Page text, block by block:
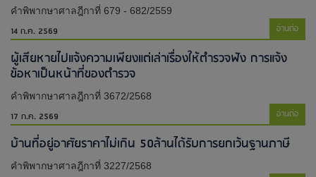
คำพิพากษาศาลฎีกาที่ 679 - 682/2559
14 ก.ค. 2569 อ่านต่อ
ผู้เสียหายไปแจ้งความเพียงแต่เล่าเรื่องให้ตำรวจฟัง การแจ้ง
ข้อหาเป็นหน้าที่ของตำรวจ
คำพิพากษาศาลฎีกาที่ 3672/2568
17 ก.ค. 2569 อ่านต่อ
บ้านที่อยู่อาศัยราคาไม่เกิน 50ล้านได้รับการยกเว้นฐานภาษี
คำพิพากษาศาลฎีกาที่ 3227/2568